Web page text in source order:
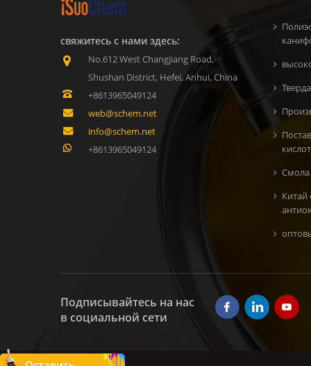
свяжитесь с нами здесь:
No.612 West Changjiang Road,
Shushan District, Hefei, Anhui, China
+8613965049124
web@schem.net
info@schem.net
+8613965049124
Смола
Китай
Подписывайтесь на нас
в социальной сети